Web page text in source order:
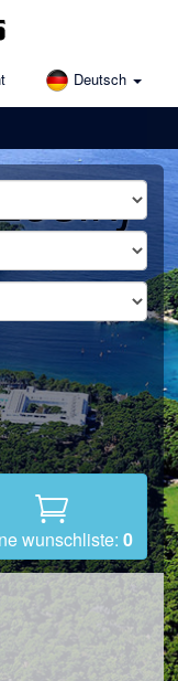
Deutsch
wunschliste: 0